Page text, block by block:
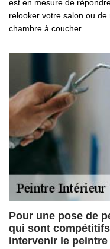
est en mesure de
relooker votre salon ou
chambre à coucher.
Pour une pose de
qui sont
intervenir le